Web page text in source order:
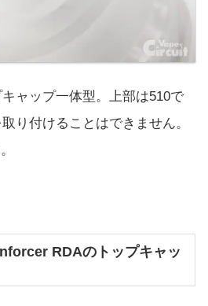
ャップ一体型。上部は510で
り付けることはできません。
RDAのトップキャッ